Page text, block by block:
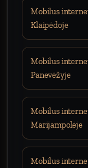
Mobilus
Klaipėdoje
Mobilus
Panevėžyje
Mobilus
Marijampolėje
Mobilus